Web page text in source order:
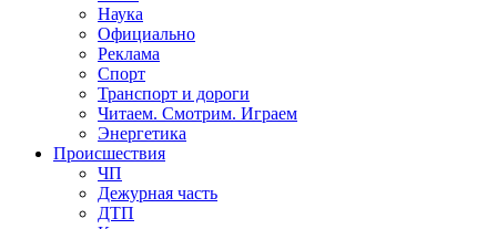
Наука
Официально
Реклама
Спорт
Транспорт и дороги
Читаем. Смотрим. Играем
Энергетика
Происшествия
ЧП
Дежурная часть
ДТП